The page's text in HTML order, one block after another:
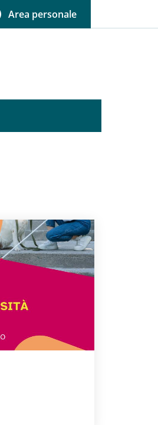
CURRENT LANGUAGE
Area personale